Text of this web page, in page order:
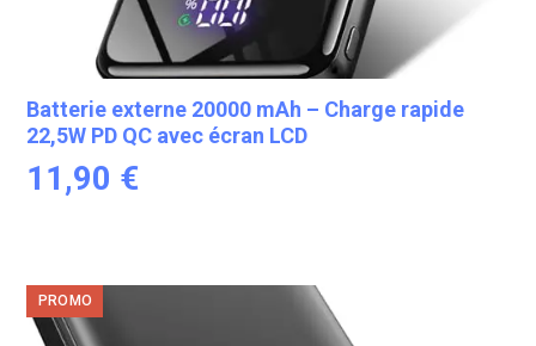
Batterie externe 20000 mAh – Charge rapide
22,5W PD QC avec écran LCD
11,90 €
PROMO